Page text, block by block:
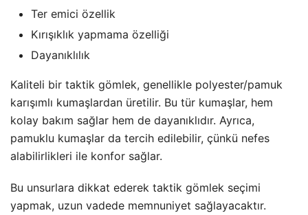
Ter emici özellik
Kırışıklık yapmama özelliği
Dayanıklılık
Kaliteli bir taktik gömlek, genellikle polyester/pamuk
karışımlı kumaşlardan üretilir. Bu tür kumaşlar, hem
kolay bakım sağlar hem de dayanıklıdır. Ayrıca,
pamuklu kumaşlar da tercih edilebilir, çünkü nefes
alabilirlikleri ile konfor sağlar.
Bu unsurlara dikkat ederek taktik gömlek seçimi
yapmak, uzun vadede memnuniyet sağlayacaktır.